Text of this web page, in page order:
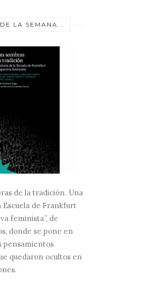
LA SEMANA...
de la tradición. Una
Escuela de Frankfurt
feminista”, de
donde se pone en
pensamientos
quedaron ocultos en